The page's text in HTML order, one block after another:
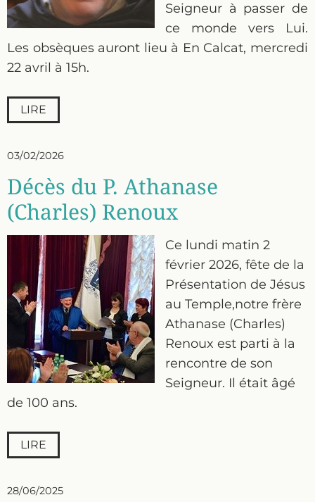
Seigneur à passer de
ce monde vers Lui.
Les obsèques auront lieu à En Calcat, mercredi
22 avril à 15h.
LIRE
03/02/2026
Décès du P. Athanase
(Charles) Renoux
Ce lundi matin 2
février 2026, fête de la
Présentation de Jésus
au Temple,notre frère
Athanase (Charles)
Renoux est parti à la
rencontre de son
Seigneur. Il était âgé
de 100 ans.
LIRE
28/06/2025